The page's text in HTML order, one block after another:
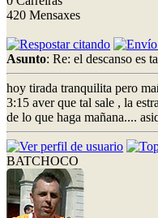
420 Mensaxes
Asunto: Re: el descanso es
hoy tirada tranquilita pero
3:15 aver que tal sale , la
de lo que haga mañana....
BATCHOCO